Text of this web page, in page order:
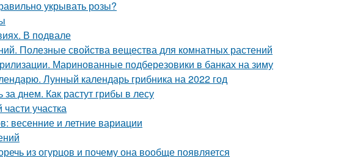
укрывать розы?
В подвале
Полезные свойства вещества для комнатных растений
Маринованные подберезовики в банках на зиму
Лунный календарь грибника на 2022 год
днем. Как растут грибы в лесу
участка
весенние и летние вариации
из огурцов и почему она вообще появляется